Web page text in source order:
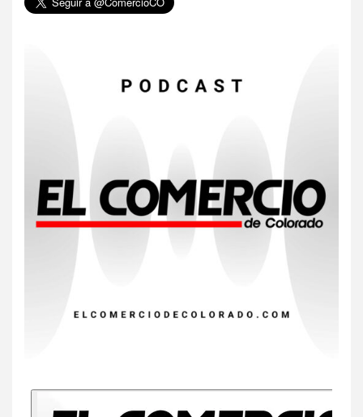
6
precio
8 • ESTADOS UNIDOS HOGAR Y SALUD
dos muertes por Cyclospora
EEUU este año que en 2025